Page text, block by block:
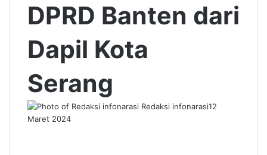
DPRD Banten dari
Dapil Kota
Serang
Redaksi infonarasi12
Maret 2024